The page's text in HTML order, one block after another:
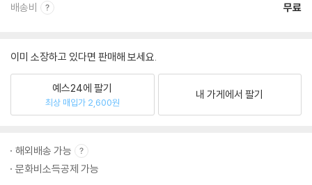
배송비 무료
이미 소장하고 있다면 판매해 보세요.
예스24에 팔기
최상 매입가 2,600원
내 가게에서 팔기
해외배송 가능
문화비소득공제 가능